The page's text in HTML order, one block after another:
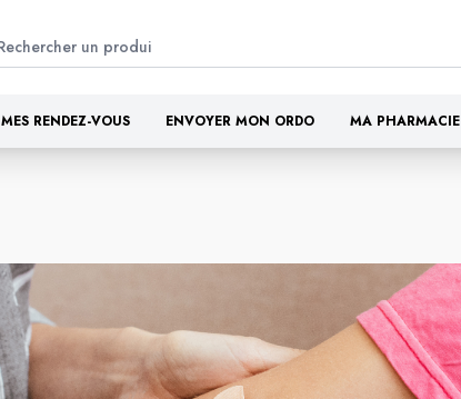
MES RENDEZ-VOUS ENVOYER MON ORDO MA PHARMACIE